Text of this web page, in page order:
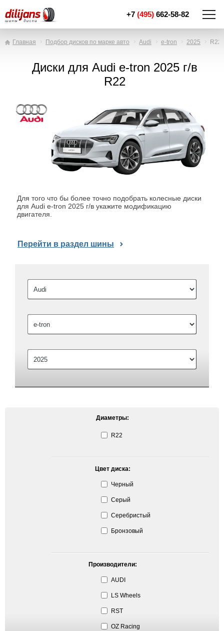
+7 (495) 662-58-82
Главная Подбор дисков по марке авто Audi e-tron 2025 R22
Диски для Audi e-tron 2025 г/в
R22
Для того что бы более точно подобрать колесные диски
для Audi e-tron 2025 г/в укажите модификацию
двигателя.
Перейти в раздел шины
Диаметры:
R22
Цвет диска:
Черный
Серый
Серебристый
Бронзовый
Производители:
AUDI
LS Wheels
RST
OZ Racing